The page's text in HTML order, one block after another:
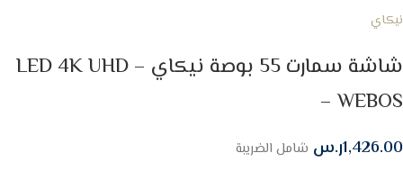
نيكاي
شاشة سمارت 55 بوصة نيكاي – LED 4K UHD
– WEBOS
1,426.00ر.س شامل الضريبة